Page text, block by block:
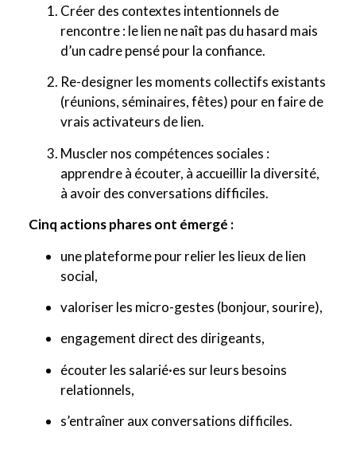
Créer des contextes intentionnels de
rencontre : le lien ne naît pas du hasard mais
d’un cadre pensé pour la confiance.
Re-designer les moments collectifs existants
(réunions, séminaires, fêtes) pour en faire de
vrais activateurs de lien.
Muscler nos compétences sociales :
apprendre à écouter, à accueillir la diversité,
à avoir des conversations difficiles.
Cinq actions phares ont émergé :
une plateforme pour relier les lieux de lien
social,
valoriser les micro-gestes (bonjour, sourire),
engagement direct des dirigeants,
écouter les salarié·es sur leurs besoins
relationnels,
s’entraîner aux conversations difficiles.